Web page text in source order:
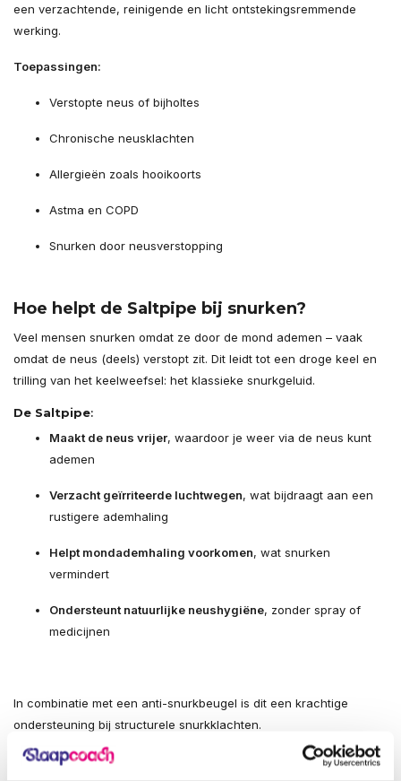
een verzachtende, reinigende en licht ontstekingsremmende
werking.
Toepassingen:
Verstopte neus of bijholtes
Chronische neusklachten
Allergieën zoals hooikoorts
Astma en COPD
Snurken door neusverstopping
Hoe helpt de Saltpipe bij snurken?
Veel mensen snurken omdat ze door de mond ademen – vaak
omdat de neus (deels) verstopt zit. Dit leidt tot een droge keel en
trilling van het keelweefsel: het klassieke snurkgeluid.
De Saltpipe:
Maakt de neus vrijer, waardoor je weer via de neus kunt
ademen
Verzacht geïrriteerde luchtwegen, wat bijdraagt aan een
rustigere ademhaling
Helpt mondademhaling voorkomen, wat snurken
vermindert
Ondersteunt natuurlijke neushygiëne, zonder spray of
medicijnen
In combinatie met een anti-snurkbeugel is dit een krachtige
ondersteuning bij structurele snurkklachten.